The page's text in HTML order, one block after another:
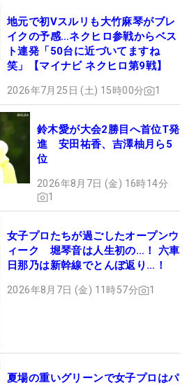
地元で初Vスルリも大竹麻琴がブレ
イクの予感…ネクヒロ参戦からベス
ト連発「50台に近づいてますね
笑」【マイナビ ネクヒロ第9戦】
2026年7月25日 (土) 15時00分 1
鈴木愛が大会2勝目へ首位T発
進 安田祐香、吉澤柚月ら5
位
2026年8月7日 (金) 16時14分
1
女子プロたちが過ごしたオープンウ
ィーク 堀琴音は人生初の…！ 六車
日那乃は新幹線でとんぼ返り…！
2026年8月7日 (金) 11時57分 1
夏場の重いグリーンで女子プロはパ